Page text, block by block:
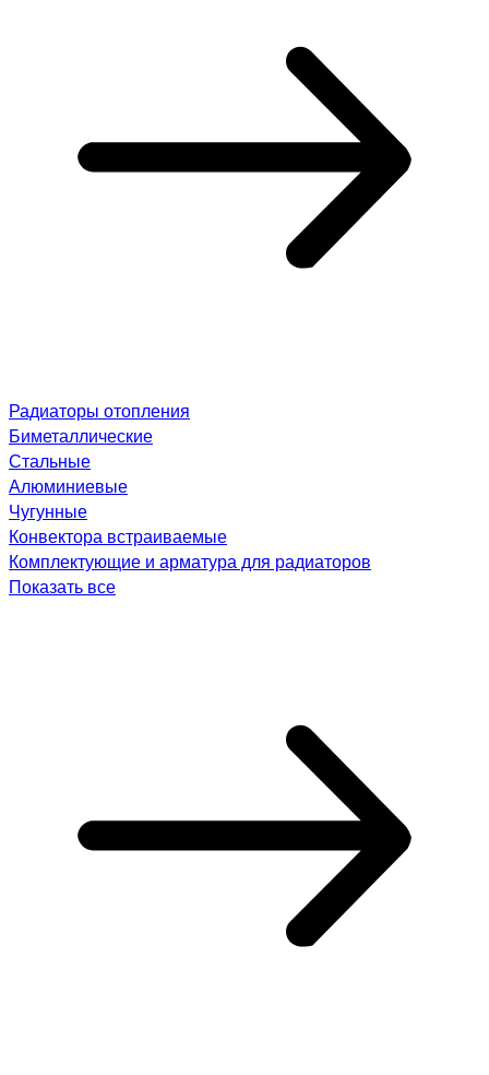
Радиаторы отопления
Биметаллические
Стальные
Алюминиевые
Чугунные
Конвектора встраиваемые
Комплектующие и арматура для радиаторов
Показать все